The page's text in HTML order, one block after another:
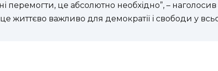
перемогти, це абсолютно необхідно”, –
життєво важливо для демократії і свободи у